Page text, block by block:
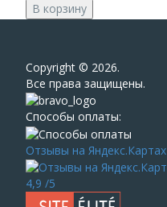
В корзину
Сopyright © 2026.
Все права защищены.
Способы оплаты:
Отзывы на Яндекс.Картах
4,9 /5